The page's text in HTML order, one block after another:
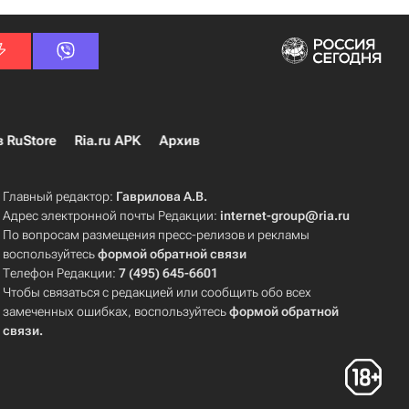
RuStore Ria.ru APK Архив
Главный редактор: Гаврилова А.В.
Адрес электронной почты Редакции:internet-group@ria.ru
По вопросам размещения пресс-релизов и рекламы
воспользуйтесьформой обратной связи
Телефон Редакции:7 (495) 645-6601
Чтобы связаться с редакцией или сообщить обо всех
замеченных ошибках, воспользуйтесьформой обратной
связи.